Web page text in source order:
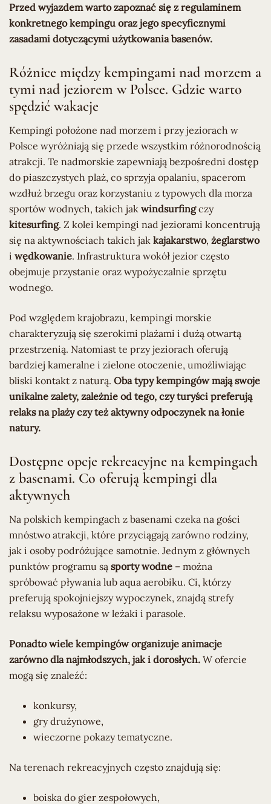
Przed wyjazdem warto zapoznać się z regulaminem
konkretnego kempingu oraz jego specyficznymi
zasadami dotyczącymi użytkowania basenów.
Różnice między kempingami nad morzem a
tymi nad jeziorem w Polsce. Gdzie warto
spędzić wakacje
Kempingi położone nad morzem i przy jeziorach w
Polsce wyróżniają się przede wszystkim różnorodnością
atrakcji. Te nadmorskie zapewniają bezpośredni dostęp
do piaszczystych plaż, co sprzyja opalaniu, spacerom
wzdłuż brzegu oraz korzystaniu z typowych dla morza
sportów wodnych, takich jak windsurfingczy
kitesurfing. Z kolei kempingi nad jeziorami koncentrują
się na aktywnościach takich jak kajakarstwo, żeglarstwo
i wędkowanie. Infrastruktura wokół jezior często
obejmuje przystanie oraz wypożyczalnie sprzętu
wodnego.
Pod względem krajobrazu, kempingi morskie
charakteryzują się szerokimi plażami i dużą otwartą
przestrzenią. Natomiast te przy jeziorach oferują
bardziej kameralne i zielone otoczenie, umożliwiając
bliski kontakt z naturą. Oba typy kempingów mają swoje
unikalne zalety, zależnie od tego, czy turyści preferują
relaks na plaży czy też aktywny odpoczynek na łonie
natury.
Dostępne opcje rekreacyjne na kempingach
z basenami. Co oferują kempingi dla
aktywnych
Na polskich kempingach z basenami czeka na gości
mnóstwo atrakcji, które przyciągają zarówno rodziny,
jak i osoby podróżujące samotnie. Jednym z głównych
punktów programu są sporty wodne – można
spróbować pływania lub aqua aerobiku. Ci, którzy
preferują spokojniejszy wypoczynek, znajdą strefy
relaksu wyposażone w leżaki i parasole.
Ponadto wiele kempingów organizuje animacje
zarówno dla najmłodszych, jak i dorosłych. W ofercie
mogą się znaleźć:
konkursy,
gry drużynowe,
wieczorne pokazy tematyczne.
Na terenach rekreacyjnych często znajdują się:
boiska do gier zespołowych,